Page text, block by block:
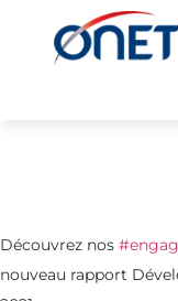
Découvrez nos
nouveau rapport